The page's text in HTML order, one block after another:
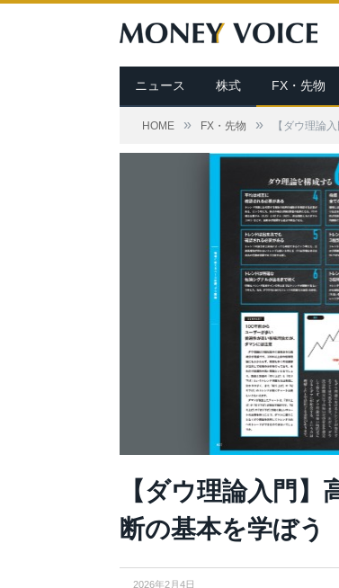
ニュース 株式 FX・先物
HOME » FX・先物 » 【ダウ理論
【ダウ理論入門
断の基本を学ぼう
2026年2月4日